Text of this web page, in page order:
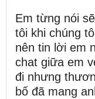
Em từng nói
tôi khi chúng
nên tin lời em
chat giữa em
đi nhưng
bố đã mang